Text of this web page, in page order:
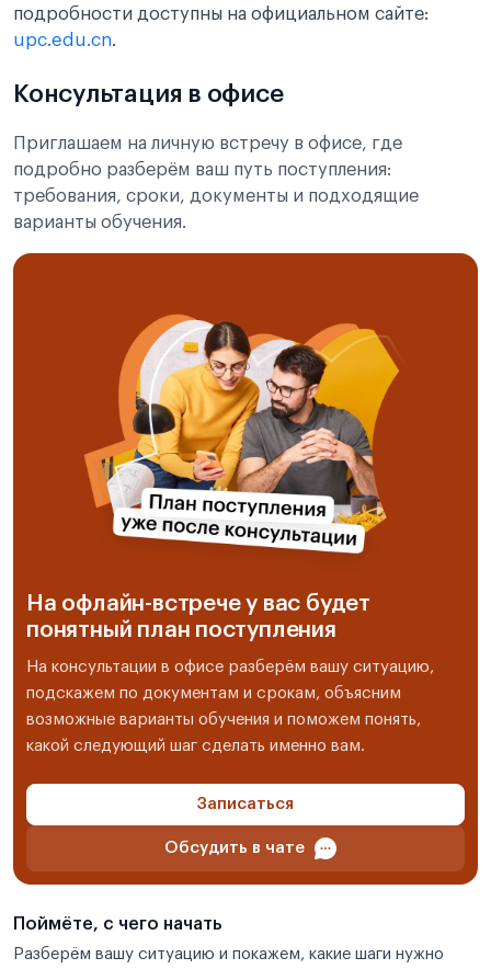
подробности доступны на официальном сайте:
upc.edu.cn.
Консультация в офисе
Приглашаем на личную встречу в офисе, где
подробно разберём ваш путь поступления:
требования, сроки, документы и подходящие
варианты обучения.
На офлайн-встрече у вас будет
понятный план поступления
На консультации в офисе разберём вашу ситуацию,
подскажем по документам и срокам, объясним
возможные варианты обучения и поможем понять,
какой следующий шаг сделать именно вам.
Записаться
Обсудить в чате
Поймёте, с чего начать
Разберём вашу ситуацию и покажем, какие шаги нужно